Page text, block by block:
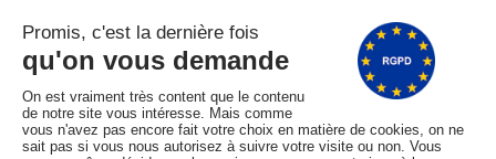
Expédié sous 10 à 15 jours
SOLIN INOX ARDOISE 15 À 30°AVEC COLLERETTE À JOINT
POUJOULAT PGI 80/130 REF. 45130171